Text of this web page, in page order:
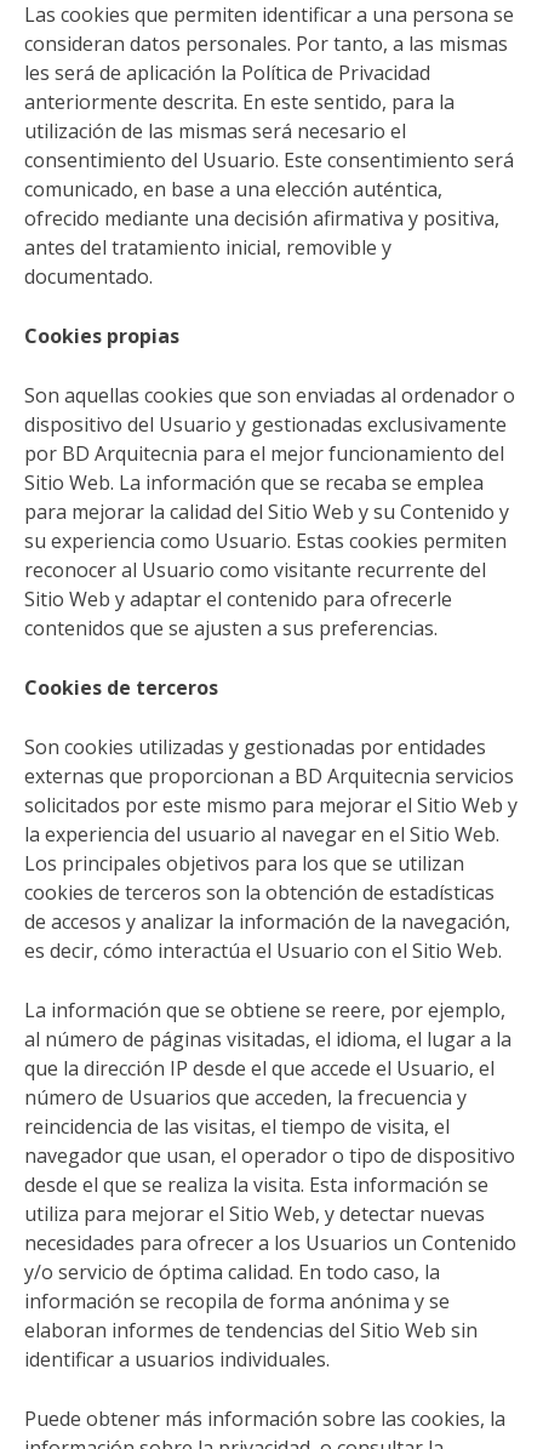
Las cookies que permiten identificar a una persona se
consideran datos personales. Por tanto, a las mismas
les será de aplicación la Política de Privacidad
anteriormente descrita. En este sentido, para la
utilización de las mismas será necesario el
consentimiento del Usuario. Este consentimiento será
comunicado, en base a una elección auténtica,
ofrecido mediante una decisión afirmativa y positiva,
antes del tratamiento inicial, removible y
documentado.
Cookies propias
Son aquellas cookies que son enviadas al ordenador o
dispositivo del Usuario y gestionadas exclusivamente
por BD Arquitecnia para el mejor funcionamiento del
Sitio Web. La información que se recaba se emplea
para mejorar la calidad del Sitio Web y su Contenido y
su experiencia como Usuario. Estas cookies permiten
reconocer al Usuario como visitante recurrente del
Sitio Web y adaptar el contenido para ofrecerle
contenidos que se ajusten a sus preferencias.
Cookies de terceros
Son cookies utilizadas y gestionadas por entidades
externas que proporcionan a BD Arquitecnia servicios
solicitados por este mismo para mejorar el Sitio Web y
la experiencia del usuario al navegar en el Sitio Web.
Los principales objetivos para los que se utilizan
cookies de terceros son la obtención de estadísticas
de accesos y analizar la información de la navegación,
es decir, cómo interactúa el Usuario con el Sitio Web.
La información que se obtiene se reere, por ejemplo,
al número de páginas visitadas, el idioma, el lugar a la
que la dirección IP desde el que accede el Usuario, el
número de Usuarios que acceden, la frecuencia y
reincidencia de las visitas, el tiempo de visita, el
navegador que usan, el operador o tipo de dispositivo
desde el que se realiza la visita. Esta información se
utiliza para mejorar el Sitio Web, y detectar nuevas
necesidades para ofrecer a los Usuarios un Contenido
y/o servicio de óptima calidad. En todo caso, la
información se recopila de forma anónima y se
elaboran informes de tendencias del Sitio Web sin
identificar a usuarios individuales.
Puede obtener más información sobre las cookies, la